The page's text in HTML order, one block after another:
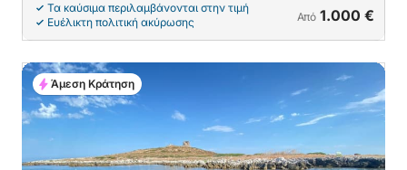
Τα καύσιμα περιλαμβάνονται στην τιμή
Ευέλικτη πολιτική ακύρωσης
Από 1.000 €
Άμεση Κράτηση